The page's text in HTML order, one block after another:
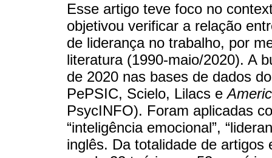
Esse artigo teve foco no
objetivou verificar a relação
de liderança no trabalho, por
literatura (1990-maio/2020). A
de 2020 nas bases de dados
PePSIC, Scielo, Lilacs e
PsycINFO). Foram aplicadas
“inteligência emocional”,
inglês. Da totalidade de